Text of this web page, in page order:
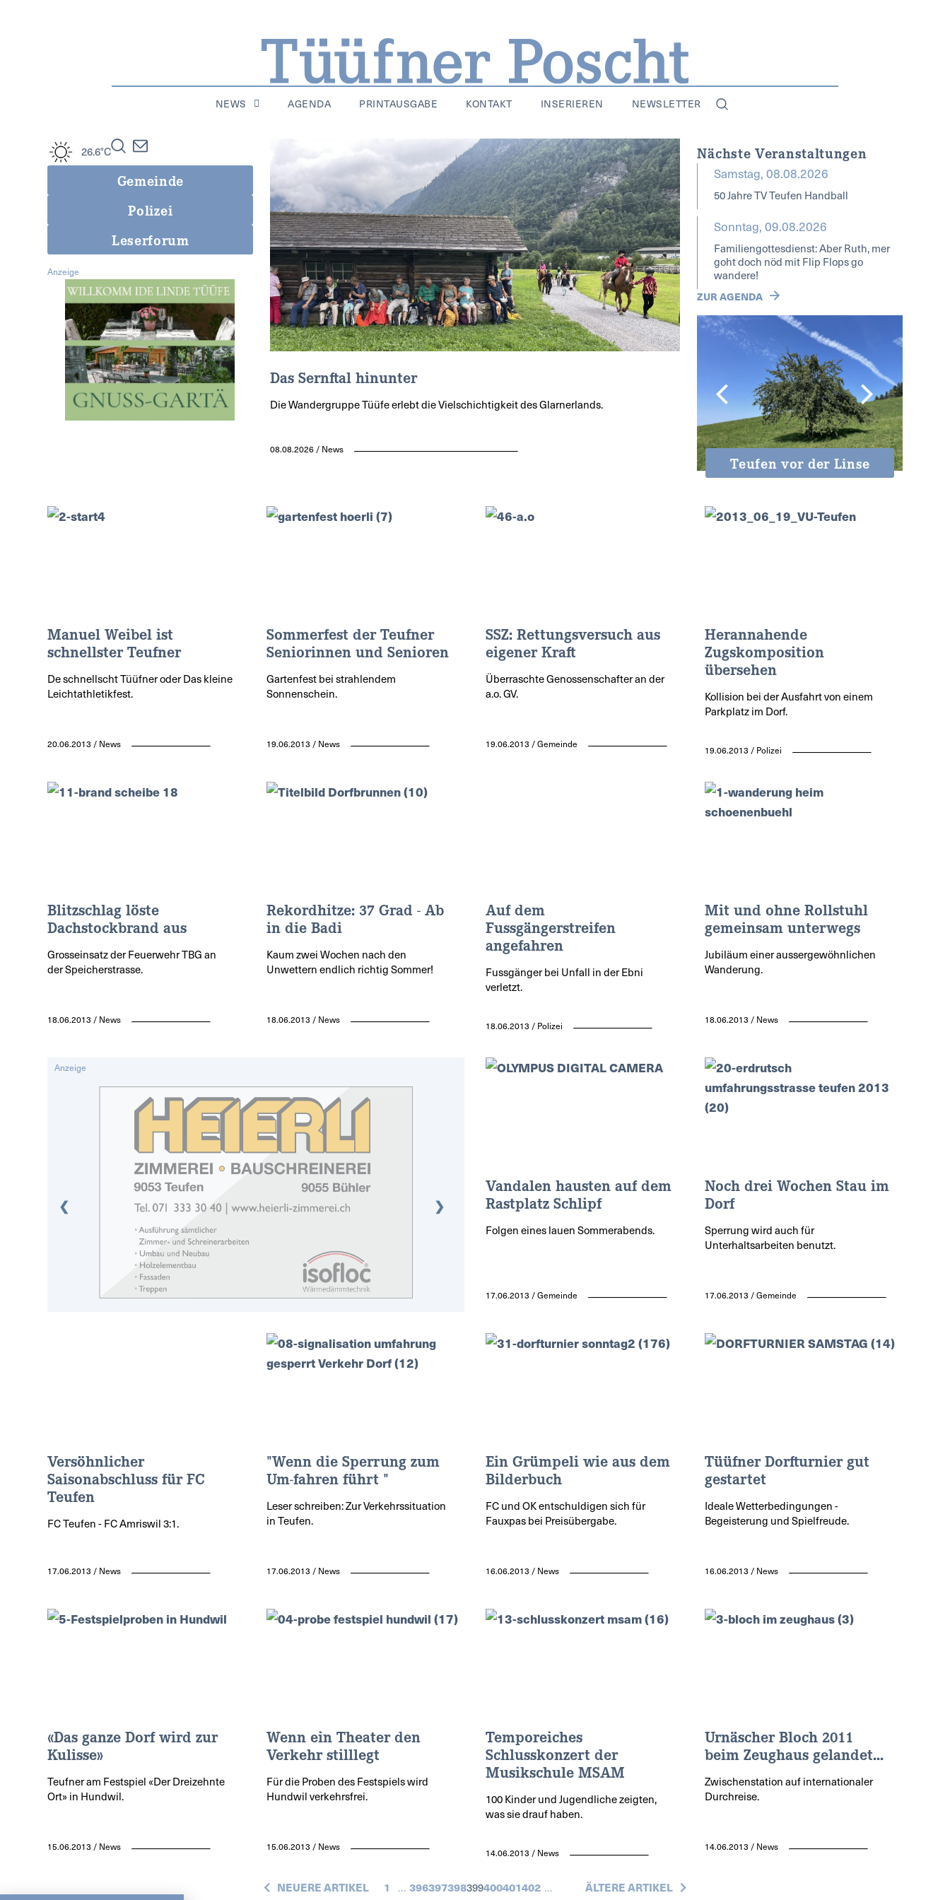
NEWS AGENDA PRINTAUSGABE KONTAKT INSERIEREN NEWSLETTER
26.6°C
Gemeinde
Polizei
Leserforum
Anzeige
Das Sernftal hinunter
Die Wandergruppe Tüüfe erlebt die Vielschichtigkeit des Glarnerlands.
08.08.2026 / News
Nächste Veranstaltungen
Samstag, 08.08.2026
50 Jahre TV Teufen Handball
Sonntag, 09.08.2026
Familiengottesdienst: Aber Ruth, mer
goht doch nöd mit Flip Flops go
wandere!
ZUR AGENDA
Teufen vor der Linse
Manuel Weibel ist
schnellster Teufner
De schnellscht Tüüfner oder Das kleine
Leichtathletikfest.
20.06.2013 / News
Sommerfest der Teufner
Seniorinnen und Senioren
Gartenfest bei strahlendem
Sonnenschein.
19.06.2013 / News
SSZ: Rettungsversuch aus
eigener Kraft
Überraschte Genossenschafter an der
a.o. GV.
19.06.2013 / Gemeinde
Herannahende
Zugskomposition
übersehen
Kollision bei der Ausfahrt von einem
Parkplatz im Dorf.
19.06.2013 / Polizei
Blitzschlag löste
Dachstockbrand aus
Grosseinsatz der Feuerwehr TBG an
der Speicherstrasse.
18.06.2013 / News
Rekordhitze: 37 Grad - Ab
in die Badi
Kaum zwei Wochen nach den
Unwettern endlich richtig Sommer!
18.06.2013 / News
Auf dem
Fussgängerstreifen
angefahren
Fussgänger bei Unfall in der Ebni
verletzt.
18.06.2013 / Polizei
Mit und ohne Rollstuhl
gemeinsam unterwegs
Jubiläum einer aussergewöhnlichen
Wanderung.
18.06.2013 / News
Anzeige
❮ ❯
Vandalen hausten auf dem
Rastplatz Schlipf
Folgen eines lauen Sommerabends.
17.06.2013 / Gemeinde
Noch drei Wochen Stau im
Dorf
Sperrung wird auch für
Unterhaltsarbeiten benutzt.
17.06.2013 / Gemeinde
Versöhnlicher
Saisonabschluss für FC
Teufen
FC Teufen - FC Amriswil 3:1.
17.06.2013 / News
"Wenn die Sperrung zum
Um-fahren führt "
Leser schreiben: Zur Verkehrssituation
in Teufen.
17.06.2013 / News
Ein Grümpeli wie aus dem
Bilderbuch
FC und OK entschuldigen sich für
Fauxpas bei Preisübergabe.
16.06.2013 / News
Tüüfner Dorfturnier gut
gestartet
Ideale Wetterbedingungen -
Begeisterung und Spielfreude.
16.06.2013 / News
«Das ganze Dorf wird zur
Kulisse»
Teufner am Festspiel «Der Dreizehnte
Ort» in Hundwil.
15.06.2013 / News
Wenn ein Theater den
Verkehr stilllegt
Für die Proben des Festspiels wird
Hundwil verkehrsfrei.
15.06.2013 / News
Temporeiches
Schlusskonzert der
Musikschule MSAM
100 Kinder und Jugendliche zeigten,
was sie drauf haben.
14.06.2013 / News
Urnäscher Bloch 2011
beim Zeughaus gelandet...
Zwischenstation auf internationaler
Durchreise.
14.06.2013 / News
NEUERE ARTIKEL 1 … 396397398399400401402 … ÄLTERE ARTIKEL